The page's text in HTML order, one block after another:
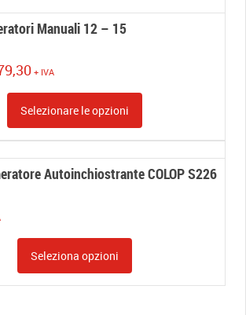
€ 37,80
Manuali 12 – 15
Fascia
da
€ 37,80
€ 79,30
+ IVA
Selezionare le opzioni
Autoinchiostrante COLOP S226
Seleziona opzioni